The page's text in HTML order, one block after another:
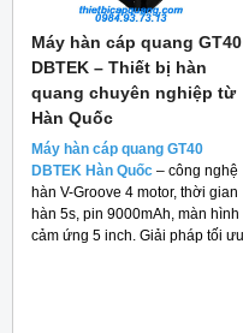
Máy hàn cáp quang GT40
DBTEK – Thiết bị hàn
quang chuyên nghiệp từ
Hàn Quốc
Máy hàn cáp quang GT40
DBTEK Hàn Quốc – công nghệ
hàn V-Groove 4 motor, thời gian
hàn 5s, pin 9000mAh, màn hình
cảm ứng 5 inch. Giải pháp tối ưu